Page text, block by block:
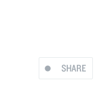
SHARE